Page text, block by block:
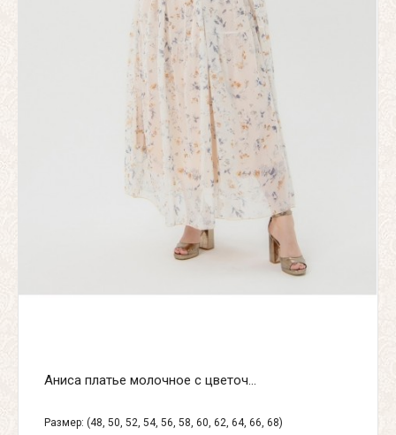
Аниса платье молочное с цветоч...
Размер: (48, 50, 52, 54, 56, 58, 60, 62, 64, 66, 68)